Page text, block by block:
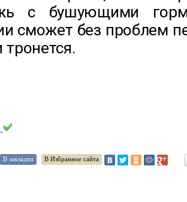
с бушующими
сможет без проблем
тронется.
В закладки В Избранное сайта